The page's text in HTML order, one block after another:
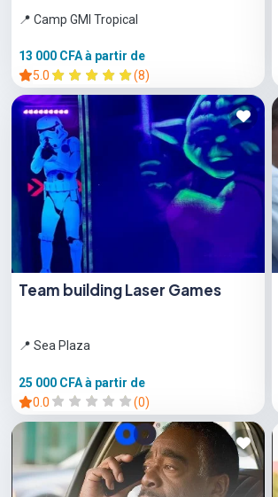
📍 Camp GMI Tropical
13 000 CFAà partir de
5.0
(8)
Team building Laser Games
📍 Sea Plaza
25 000 CFAà partir de
0.0
(0)